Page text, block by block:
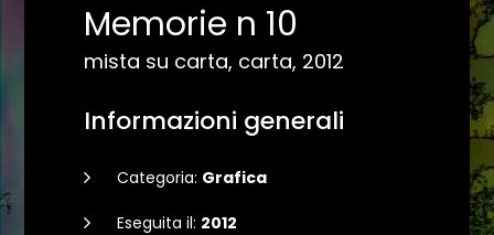
Memorie n 10
mista su carta, carta, 2012
Informazioni generali
Categoria: Grafica
Eseguita il: 2012